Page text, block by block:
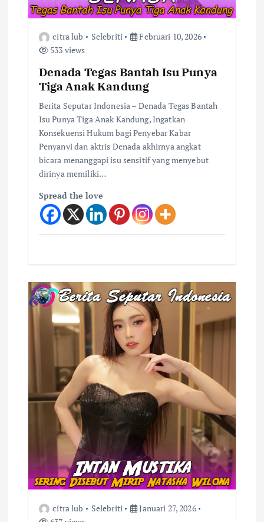
citra lub Selebriti
Februari 10, 2026
533 views
Denada Tegas Bantah Isu Punya
Tiga Anak Kandung
Berita Seputar Indonesia – Denada Tegas Bantah
Isu Punya Tiga Anak Kandung, Ingatkan
Konsekuensi Hukum bagi Penyebar Kabar
Penyanyi dan aktris Denada akhirnya angkat
bicara menanggapi isu sensitif yang menyebut
dirinya memiliki…
Spread the love
citra lub Selebriti
Januari 27, 2026